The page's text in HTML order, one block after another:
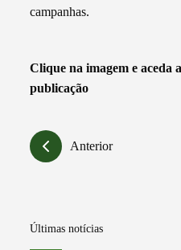
campanhas.
Clique na imagem e aceda
publicação
Anterior
Últimas notícias